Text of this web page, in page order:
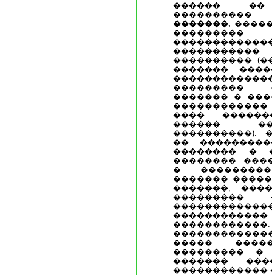
������ ��
����������
�������,
����������
�������
���������
������� �
����
������
����������).
��
�������� �
��������
�
�������
�������,
���������
�����
��������� �
�������
������������